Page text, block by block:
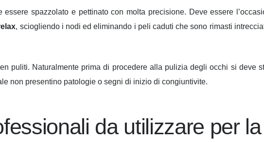
spazzolato e pettinato con molta precisione. Deve essere
, sciogliendo i nodi ed eliminando i peli caduti che sono rimasti
puliti. Naturalmente prima di procedere alla pulizia degli occhi si deve
non presentino patologie o segni di inizio di congiuntivite.
da utilizzare per la